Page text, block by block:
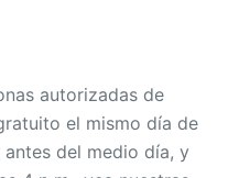
autorizadas de
el mismo día de
del medio día, y